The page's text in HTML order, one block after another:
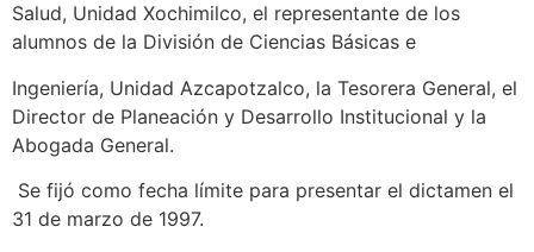
Salud, Unidad Xochimilco, el representante de los
alumnos de la División de Ciencias Básicas e
Ingeniería, Unidad Azcapotzalco, la Tesorera General, el
Director de Planeación y Desarrollo Institucional y la
Abogada General.
Se fijó como fecha límite para presentar el dictamen el
31 de marzo de 1997.